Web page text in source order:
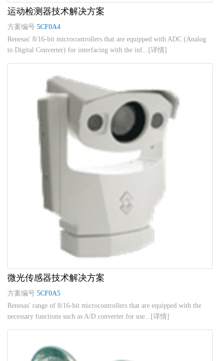
运动检测器技术解决方案
方案编号 5CF0A4
Renesas' 8/16-bit microcontrollers that are equipped with ADC (Analog
to Digital Converter) for interfacing with the inf...[详情]
微光传感器技术解决方案
方案编号 5CF0A5
Renesas' range of 8/16-bit microcontrollers that are equipped with the
necessary functions such as A/D converter for use...[详情]